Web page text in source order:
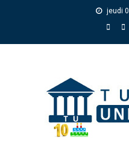
jeudi